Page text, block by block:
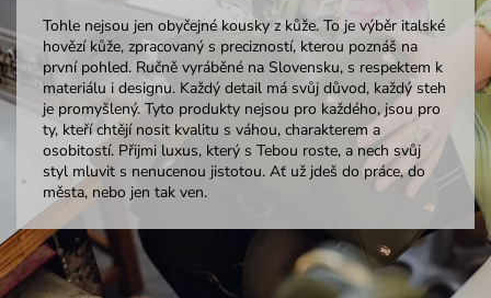
Tohle nejsou jen obyčejné kousky z kůže. To je výběr italské
hovězí kůže, zpracovaný s precizností, kterou poznáš na
první pohled. Ručně vyráběné na Slovensku, s respektem k
materiálu i designu. Každý detail má svůj důvod, každý steh
je promyšlený. Tyto produkty nejsou pro každého, jsou pro
ty, kteří chtějí nosit kvalitu s váhou, charakterem a
osobitostí. Přijmi luxus, který s Tebou roste, a nech svůj
styl mluvit s nenucenou jistotou. Ať už jdeš do práce, do
města, nebo jen tak ven.